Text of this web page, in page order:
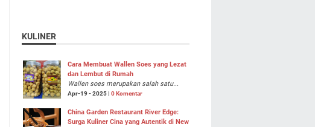
KULINER
Cara Membuat Wallen Soes yang Lezat
dan Lembut di Rumah
Wallen soes merupakan salah satu...
Apr-19 - 2025 | 0 Komentar
China Garden Restaurant River Edge:
Surga Kuliner Cina yang Autentik di New